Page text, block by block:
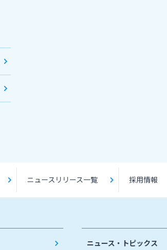
ニュースリリース一覧 採用情報
ニュース・トピックス